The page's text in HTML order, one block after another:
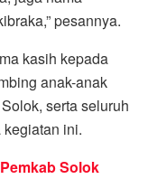
pesannya.
kasih kepada
anak-anak
serta seluruh
ini.
Solok